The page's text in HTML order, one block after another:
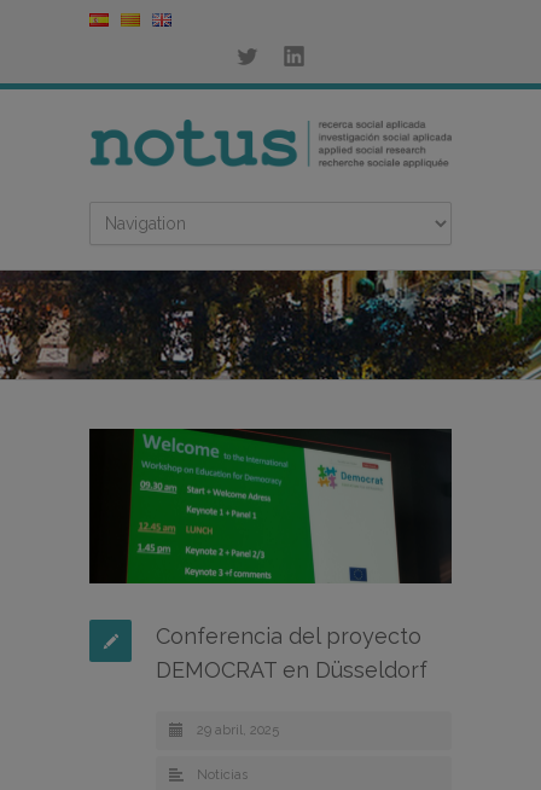
Conferencia del proyecto
DEMOCRAT en Düsseldorf
29 abril, 2025
Noticias